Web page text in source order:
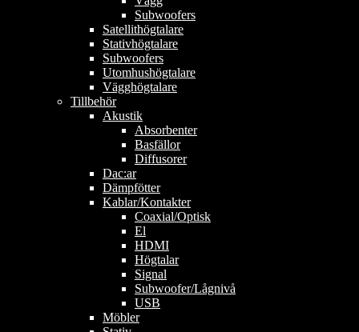
Subwoofers
Satellithögtalare
Stativhögtalare
Subwoofers
Utomhushögtalare
Vägghögtalare
Tillbehör
Akustik
Absorbenter
Basfällor
Diffusorer
Dac:ar
Dämpfötter
Kablar/Kontakter
Coaxial/Optisk
El
HDMI
Högtalar
Signal
Subwoofer/Lågnivå
USB
Möbler